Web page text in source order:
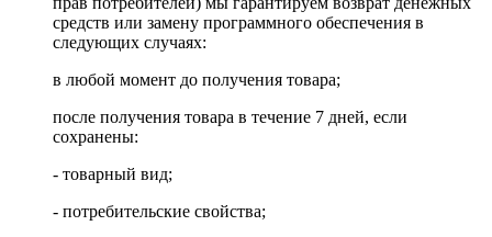
средств или замену программного обеспечения в
следующих случаях:
в любой момент до получения товара;
после получения товара в течение 7 дней, если
сохранены:
- товарный вид;
- потребительские свойства;